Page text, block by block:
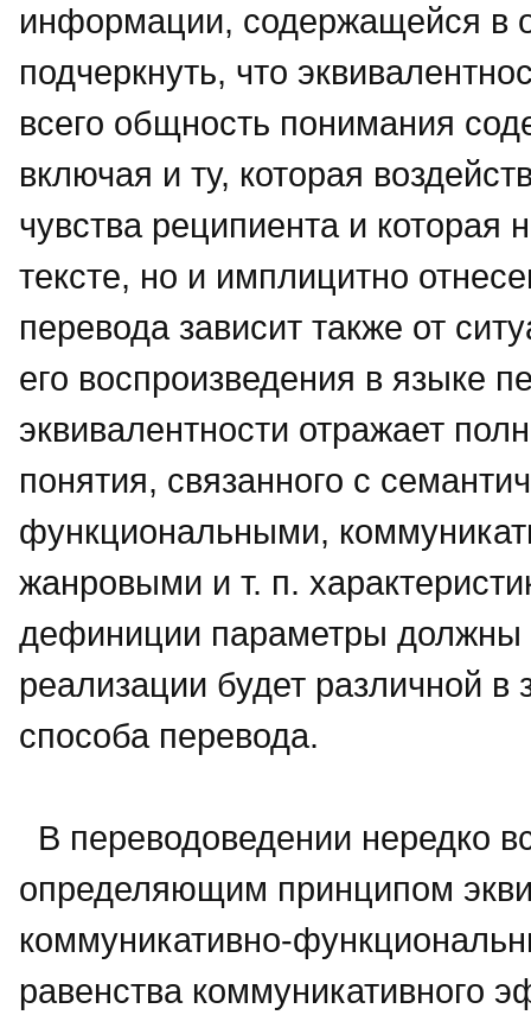
информации, содержащейся в
подчеркнуть, что
всего общность понимания
включая и ту, которая
чувства реципиента и которая
тексте, но и имплицитно
перевода зависит также от
его воспроизведения в языке
эквивалентности отражает
понятия, связанного с
функциональными,
жанровыми и т. п.
дефиниции параметры должны
реализации будет различной в
способа перевода.
В переводоведении нередко
определяющим принципом
коммуникативно-
равенства коммуникативного